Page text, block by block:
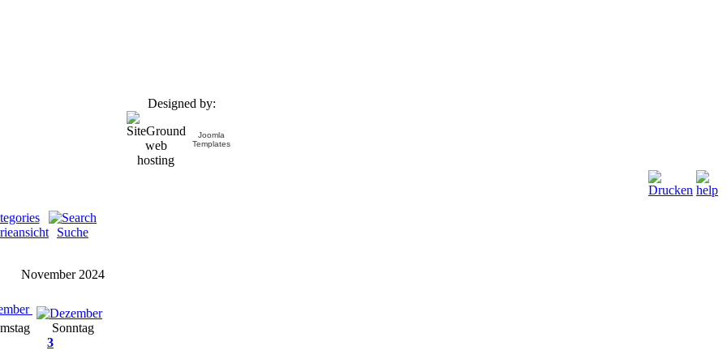
Designed by:
Joomla
Templates
Suche
November 2024
Sonntag
3